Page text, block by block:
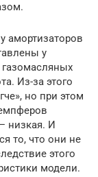
амортизаторов
у
Из-за этого
но при этом
низкая. И
то, что они не
этого
модели.